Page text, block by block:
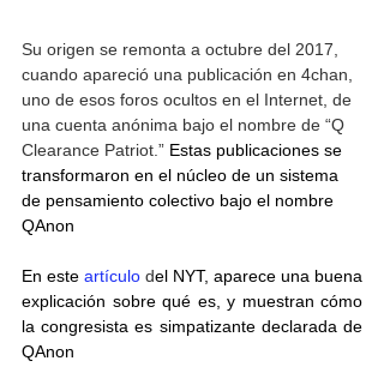
Su origen se remonta a octubre del 2017,
cuando apareció una publicación en 4chan,
uno de esos foros ocultos en el Internet, de
una cuenta anónima bajo el nombre de “Q
Clearance Patriot.” Estas publicaciones se
transformaron en el núcleo de un sistema
de pensamiento colectivo bajo el nombre
QAnon
En este artículo del NYT, aparece una buena
explicación sobre qué es, y muestran cómo
la congresista es simpatizante declarada de
QAnon